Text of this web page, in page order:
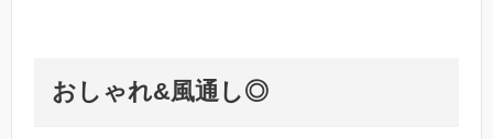
おしゃれ&風通し◎